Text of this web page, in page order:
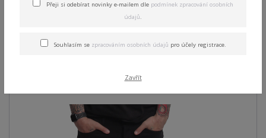
Bump Cargo Shorts black
Přeji si odebírat novinky e-mailem dle podmínek zpracování osobních
údajů.
Souhlasím se zpracováním osobních údajů pro účely registrace.
Zavřít